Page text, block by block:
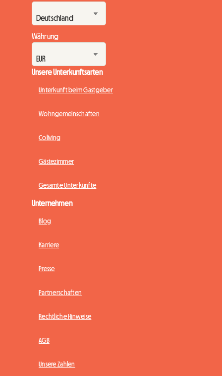
Währung
Unsere Unterkunftsarten
Unterkunft beim Gastgeber
Wohngemeinschaften
Coliving
Gästezimmer
Gesamte Unterkünfte
Unternehmen
Blog
Karriere
Presse
Partnerschaften
Rechtliche Hinweise
AGB
Unsere Zahlen